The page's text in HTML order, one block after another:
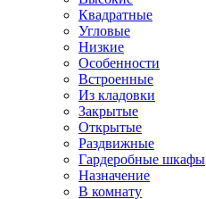
Квадратные
Угловые
Низкие
Особенности
Встроенные
Из кладовки
Закрытые
Открытые
Раздвижные
Гардеробные шкафы
Назначение
В комнату